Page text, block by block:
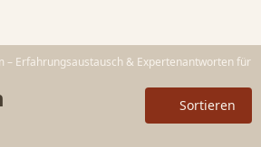
– Erfahrungsaustausch & Expertenantworten für
Sortieren